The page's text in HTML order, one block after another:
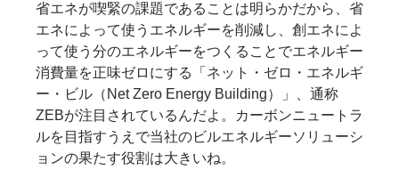
省エネが喫緊の課題であることは明らかだから、省
エネによって使うエネルギーを削減し、創エネによ
って使う分のエネルギーをつくることでエネルギー
消費量を正味ゼロにする「ネット・ゼロ・エネルギ
ー・ビル（Net Zero Energy Building）」、通称
ZEBが注目されているんだよ。カーボンニュートラ
ルを目指すうえで当社のビルエネルギーソリューシ
ョンの果たす役割は大きいね。